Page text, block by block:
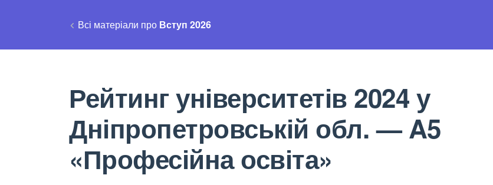
Всі матеріали про Вступ 2026
Рейтинг університетів 2024 у
Дніпропетровській обл. — A5
«Професійна освіта»